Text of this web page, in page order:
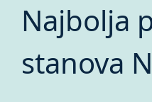
Najbolja
stanova